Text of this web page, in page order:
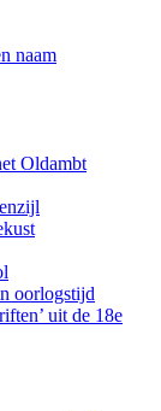
naam
Oldambt
oorlogstijd
uit de 18e